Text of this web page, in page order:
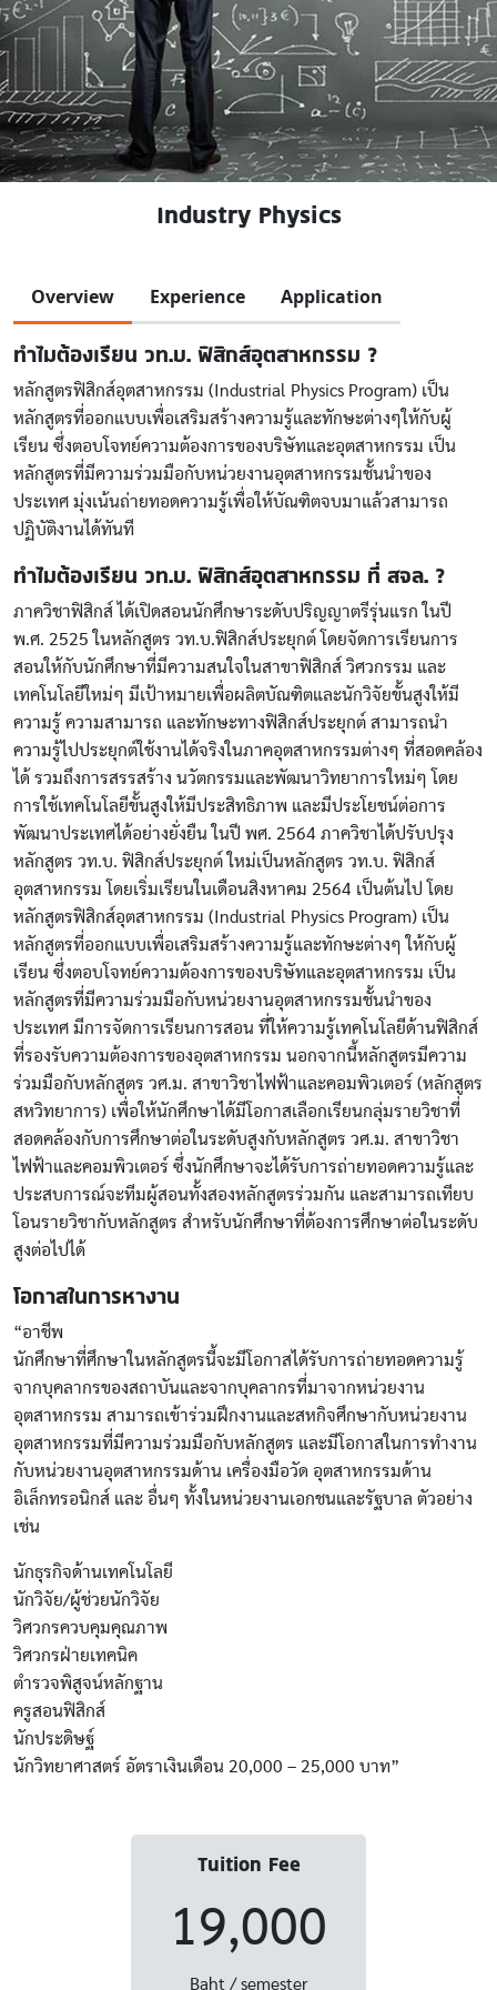
Industry Physics
Overview Experience Application
ทำไมต้องเรียน วท.บ. ฟิสิกส์อุตสาหกรรม ?
หลักสูตรฟิสิกส์อุตสาหกรรม (Industrial Physics Program) เป็น
หลักสูตรที่ออกแบบเพื่อเสริมสร้างความรู้และทักษะต่างๆให้กับผู้
เรียน ซึ่งตอบโจทย์ความต้องการของบริษัทและอุตสาหกรรม เป็น
หลักสูตรที่มีความร่วมมือกับหน่วยงานอุตสาหกรรมชั้นนำของ
ประเทศ มุ่งเน้นถ่ายทอดความรู้เพื่อให้บัณฑิตจบมาแล้วสามารถ
ปฏิบัติงานได้ทันที
ทำไมต้องเรียน วท.บ. ฟิสิกส์อุตสาหกรรม ที่ สจล. ?
ภาควิชาฟิสิกส์ ได้เปิดสอนนักศึกษาระดับปริญญาตรีรุ่นแรก ในปี
พ.ศ. 2525 ในหลักสูตร วท.บ.ฟิสิกส์ประยุกต์ โดยจัดการเรียนการ
สอนให้กับนักศึกษาที่มีความสนใจในสาขาฟิสิกส์ วิศวกรรม และ
เทคโนโลยีใหม่ๆ มีเป้าหมายเพื่อผลิตบัณฑิตและนักวิจัยขั้นสูงให้มี
ความรู้ ความสามารถ และทักษะทางฟิสิกส์ประยุกต์ สามารถนำ
ความรู้ไปประยุกต์ใช้งานได้จริงในภาคอุตสาหกรรมต่างๆ ที่สอดคล้อง
ได้ รวมถึงการสรรสร้าง นวัตกรรมและพัฒนาวิทยาการใหม่ๆ โดย
การใช้เทคโนโลยีขั้นสูงให้มีประสิทธิภาพ และมีประโยชน์ต่อการ
พัฒนาประเทศได้อย่างยั่งยืน ในปี พศ. 2564 ภาควิชาได้ปรับปรุง
หลักสูตร วท.บ. ฟิสิกส์ประยุกต์ ใหม่เป็นหลักสูตร วท.บ. ฟิสิกส์
อุตสาหกรรม โดยเริ่มเรียนในเดือนสิงหาคม 2564 เป็นต้นไป โดย
หลักสูตรฟิสิกส์อุตสาหกรรม (Industrial Physics Program) เป็น
หลักสูตรที่ออกแบบเพื่อเสริมสร้างความรู้และทักษะต่างๆ ให้กับผู้
เรียน ซึ่งตอบโจทย์ความต้องการของบริษัทและอุตสาหกรรม เป็น
หลักสูตรที่มีความร่วมมือกับหน่วยงานอุตสาหกรรมชั้นนำของ
ประเทศ มีการจัดการเรียนการสอน ที่ให้ความรู้เทคโนโลยีด้านฟิสิกส์
ที่รองรับความต้องการของอุตสาหกรรม นอกจากนี้หลักสูตรมีความ
ร่วมมือกับหลักสูตร วศ.ม. สาขาวิชาไฟฟ้าและคอมพิวเตอร์ (หลักสูตร
สหวิทยาการ) เพื่อให้นักศึกษาได้มีโอกาสเลือกเรียนกลุ่มรายวิชาที่
สอดคล้องกับการศึกษาต่อในระดับสูงกับหลักสูตร วศ.ม. สาขาวิชา
ไฟฟ้าและคอมพิวเตอร์ ซึ่งนักศึกษาจะได้รับการถ่ายทอดความรู้และ
ประสบการณ์จะทีมผู้สอนทั้งสองหลักสูตรร่วมกัน และสามารถเทียบ
โอนรายวิชากับหลักสูตร สำหรับนักศึกษาที่ต้องการศึกษาต่อในระดับ
สูงต่อไปได้
โอกาสในการหางาน
“อาชีพ
นักศึกษาที่ศึกษาในหลักสูตรนี้จะมีโอกาสได้รับการถ่ายทอดความรู้
จากบุคลากรของสถาบันและจากบุคลากรที่มาจากหน่วยงาน
อุตสาหกรรม สามารถเข้าร่วมฝึกงานและสหกิจศึกษากับหน่วยงาน
อุตสาหกรรมที่มีความร่วมมือกับหลักสูตร และมีโอกาสในการทำงาน
กับหน่วยงานอุตสาหกรรมด้าน เครื่องมือวัด อุตสาหกรรมด้าน
อิเล็กทรอนิกส์ และ อื่นๆ ทั้งในหน่วยงานเอกชนและรัฐบาล ตัวอย่าง
เช่น
นักธุรกิจด้านเทคโนโลยี
นักวิจัย/ผู้ช่วยนักวิจัย
วิศวกรควบคุมคุณภาพ
วิศวกรฝ่ายเทคนิค
ตำรวจพิสูจน์หลักฐาน
ครูสอนฟิสิกส์
นักประดิษฐ์
นักวิทยาศาสตร์ อัตราเงินเดือน 20,000 – 25,000 บาท”
Tuition Fee
19,000
Baht / semester